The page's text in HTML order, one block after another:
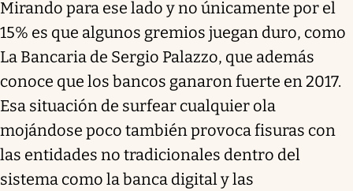
Mirando para ese lado y no únicamente por el
15% es que algunos gremios juegan duro, como
La Bancaria de Sergio Palazzo, que además
conoce que los bancos ganaron fuerte en 2017.
Esa situación de surfear cualquier ola
mojándose poco también provoca fisuras con
las entidades no tradicionales dentro del
sistema como la banca digital y las